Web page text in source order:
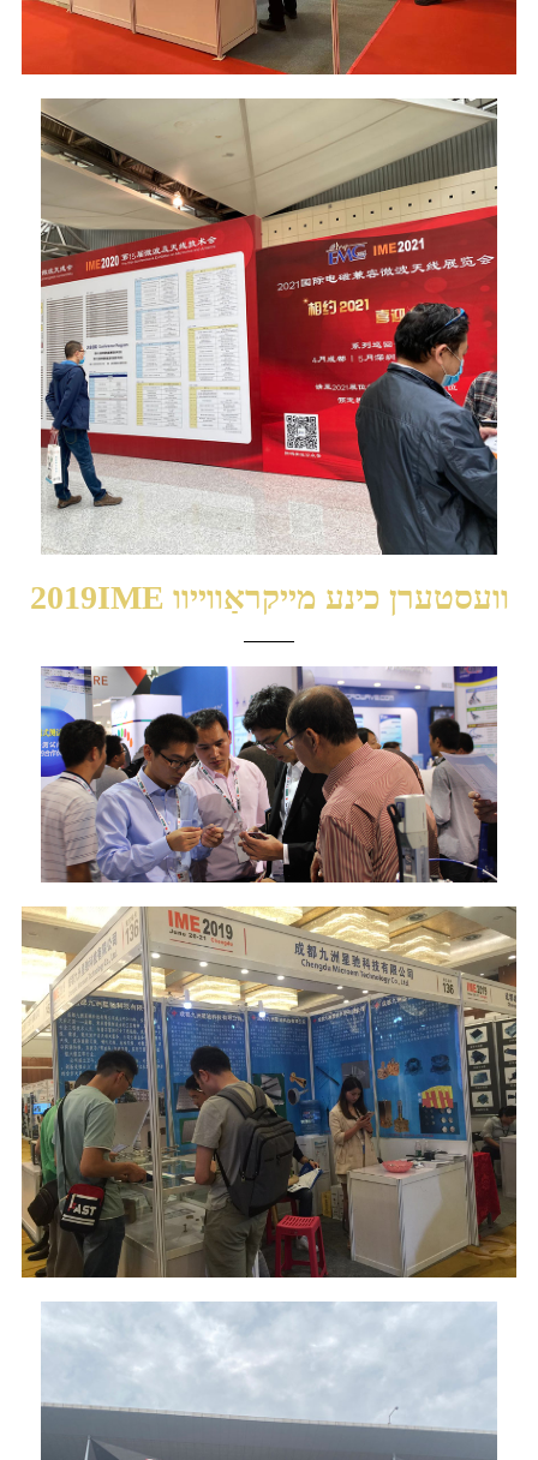
2019IME וועסטערן כינע מייקראַווייוו